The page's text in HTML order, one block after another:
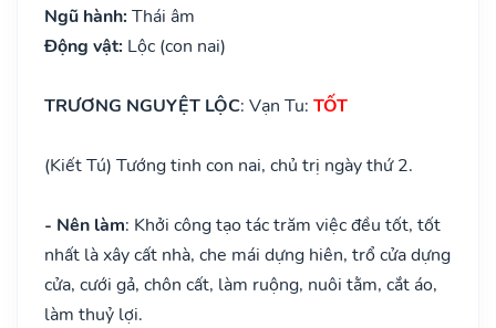
Ngũ hành: Thái âm
Động vật: Lộc (con nai)
TRƯƠNG NGUYỆT LỘC: Vạn Tu: TỐT
(Kiết Tú) Tướng tinh con nai, chủ trị ngày thứ 2.
- Nên làm: Khởi công tạo tác trăm việc đều tốt, tốt
nhất là xây cất nhà, che mái dựng hiên, trổ cửa dựng
cửa, cưới gả, chôn cất, làm ruộng, nuôi tằm, cắt áo,
làm thuỷ lợi.